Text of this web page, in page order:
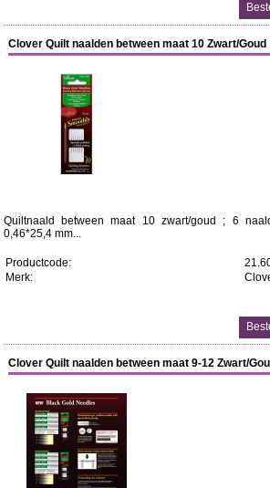
Clover Quilt naalden between maat 10 Zwart/Goud
Quiltnaald between maat 10 zwart/goud ; 6
0,46*25,4 mm...
Productcode:
Merk:
Clover Quilt naalden between maat 9-12 Zwart/